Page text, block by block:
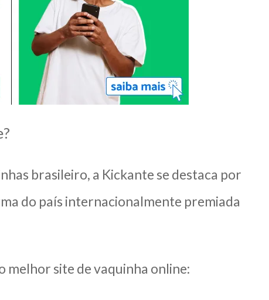
brasileiro, a Kickante se destaca por
do país internacionalmente premiada
melhor site de vaquinha online: